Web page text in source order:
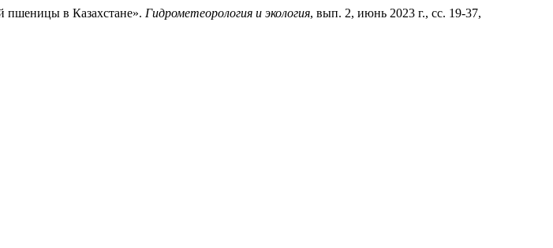
пшеницы в Казахстане». Гидрометеорология и экология, вып. 2, июнь 2023 г., сс. 19-37,